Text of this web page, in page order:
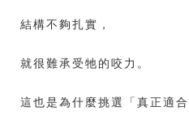
結構不夠扎實，
就很難承受牠的咬力。
這也是為什麼挑選「真正適合